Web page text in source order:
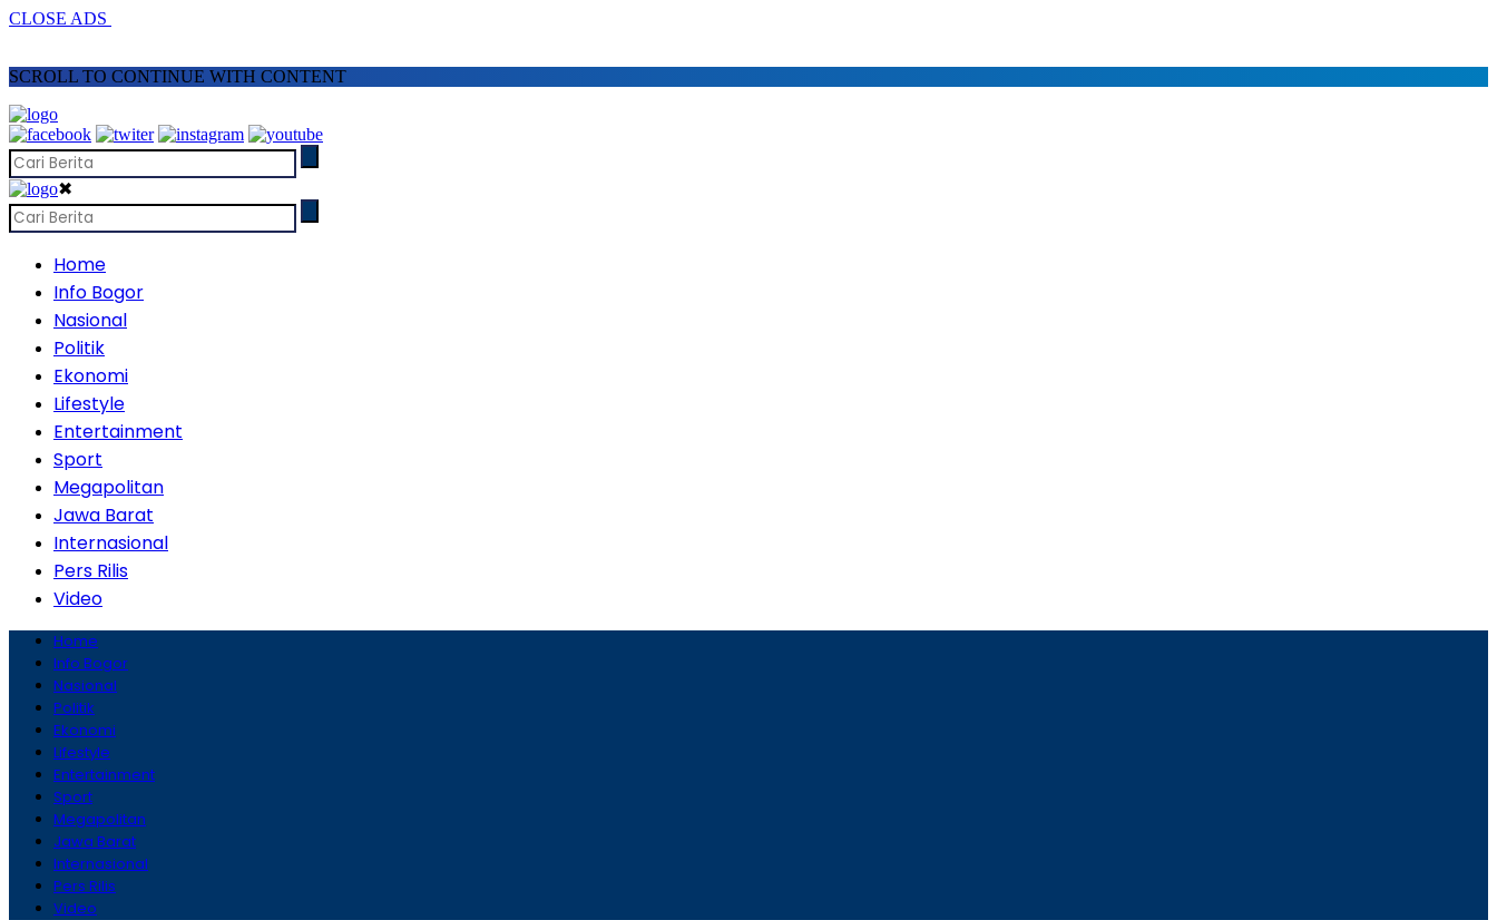
CLOSE ADS
SCROLL TO CONTINUE WITH CONTENT
✖
Home
Info Bogor
Nasional
Politik
Ekonomi
Lifestyle
Entertainment
Sport
Megapolitan
Jawa Barat
Internasional
Pers Rilis
Video
Home
Info Bogor
Nasional
Politik
Ekonomi
Lifestyle
Entertainment
Sport
Megapolitan
Jawa Barat
Internasional
Pers Rilis
Video